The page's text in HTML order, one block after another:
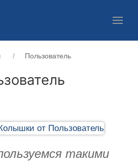
Пользователь
такими